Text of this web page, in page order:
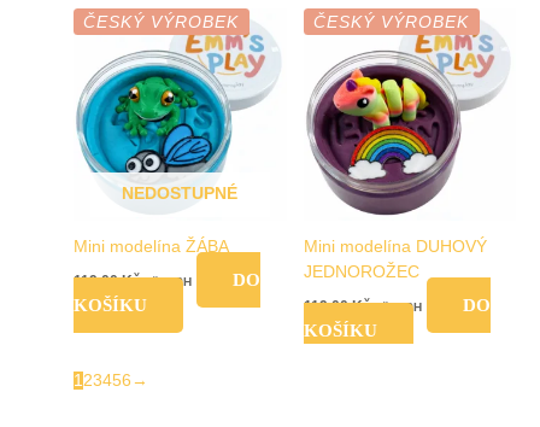
ČESKÝ VÝROBEK
NEDOSTUPNÉ
Mini modelína ŽÁBA
119,00Kč vč. DPH
DO
KOŠÍKU
ČESKÝ VÝROBEK
Mini modelína DUHOVÝ
JEDNOROŽEC
119,00Kč vč. DPH
DO
KOŠÍKU
123456 →